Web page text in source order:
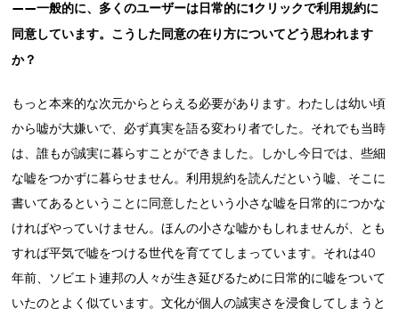
——一般的に、多くのユーザーは日常的に1クリックで利用規約に
同意しています。こうした同意の在り方についてどう思われます
か？
もっと本来的な次元からとらえる必要があります。わたしは幼い頃
から嘘が大嫌いで、必ず真実を語る変わり者でした。それでも当時
は、誰もが誠実に暮らすことができました。しかし今日では、些細
な嘘をつかずに暮らせません。利用規約を読んだという嘘、そこに
書いてあるということに同意したという小さな嘘を日常的につかな
ければやっていけません。ほんの小さな嘘かもしれませんが、とも
すれば平気で嘘をつける世代を育ててしまっています。それは40
年前、ソビエト連邦の人々が生き延びるために日常的に嘘をついて
いたのとよく似ています。文化が個人の誠実さを浸食してしまうと